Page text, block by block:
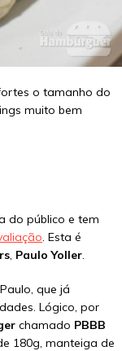
o tamanho do
muito bem
do público e tem
. Esta é
, Paulo Yoller.
que já
Lógico, por
chamado PBBB
180g, manteiga de